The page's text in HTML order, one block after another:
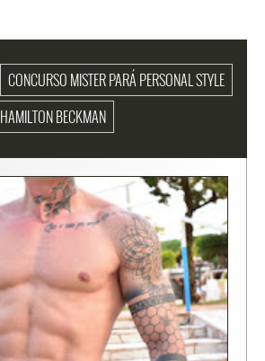
CONCURSO MISTER PARÁ PERSONAL STYLE
HAMILTON BECKMAN